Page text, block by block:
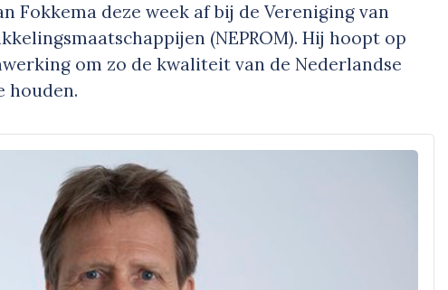
Fokkema deze week af bij de Vereniging van
(NEPROM). Hij hoopt op
om zo de kwaliteit van de Nederlandse
houden.